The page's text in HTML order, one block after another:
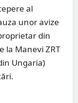
al
unor avize
din
la Manevi ZRT
Ungaria)